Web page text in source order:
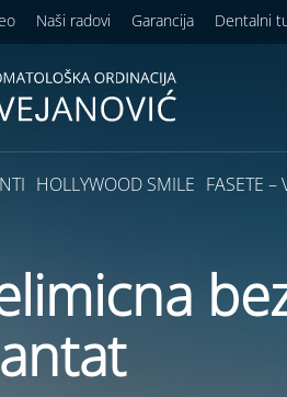
Naši radovi Garancija Dentalni
HOLLYWOOD SMILE FASETE –